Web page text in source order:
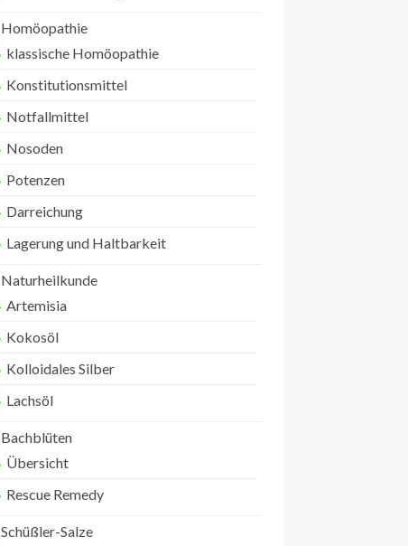
Homöopathie
klassische Homöopathie
Konstitutionsmittel
Notfallmittel
Nosoden
Potenzen
Darreichung
Lagerung und Haltbarkeit
Naturheilkunde
Artemisia
Kokosöl
Kolloidales Silber
Lachsöl
Bachblüten
Übersicht
Rescue Remedy
Schüßler-Salze